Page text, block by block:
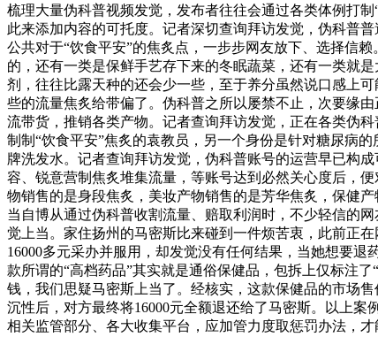
梳理大量伪科普视频发觉，发布者往往会通过各类体例打
此来添加内容的可托度。记者深切查询拜访发觉，伪科普
公共对于“饮食平安”的焦炙点，一步步网友放下、选择信
的，还有一类是保鲜手艺存下来的冬眠蔬菜，还有一类就
剂，往往比露天种的还会少一些，至于养分虽然说口感上
些的流量焦炙给带偏了。伪科普之所以屡禁不止，次要缘
流带货，推销各类产物。记者查询拜访发觉，正在各类伪
制制“饮食平安”焦炙的袁教员，另一个身份是针对糖尿病
牌洗发水。记者查询拜访发觉，伪科普账号的运营早已构
容、锐意营制焦炙堆集流量，等账号达到必然关心度后，
物销售的是身段焦炙，美妆产物销售的是芳华焦炙，保健
当自博从通过伪科普收割流量、赔取利润时，不少轻信的
觉上当。家住扬州的马密斯比来碰到一件烦苦衷，此前正
16000多元采办并服用，却发觉没有任何结果，当她想要
款所谓的“高档药品”其实就是通俗保健品，包拆上仅标注
钱，我们思疑马密斯上当了。经核实，这款保健品的市场
沉性后，对方最终将16000元全额退还给了马密斯。以上
相关监管部分、各大收集平台，应加管力度取惩罚办法，